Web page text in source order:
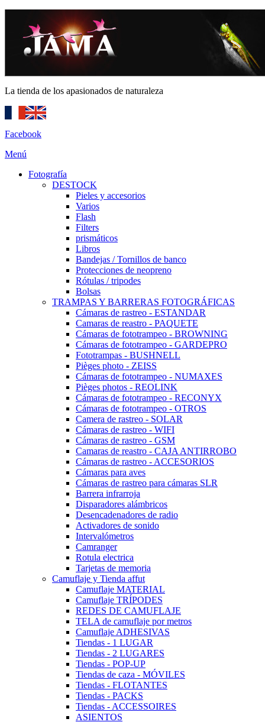
La tienda de los apasionados de naturaleza
Facebook
Menú
Fotografía
DESTOCK
Pieles y accesorios
Varios
Flash
Filters
prismáticos
Libros
Bandejas / Tornillos de banco
Protecciones de neopreno
Rótulas / tripodes
Bolsas
TRAMPAS Y BARRERAS FOTOGRÁFICAS
Cámaras de rastreo - ESTANDAR
Camaras de reastro - PAQUETE
Cámaras de fototrampeo - BROWNING
Cámaras de fototrampeo - GARDEPRO
Fototrampas - BUSHNELL
Pièges photo - ZEISS
Cámaras de fototrampeo - NUMAXES
Pièges photos - REOLINK
Cámaras de fototrampeo - RECONYX
Cámaras de fototrampeo - OTROS
Camera de rastreo - SOLAR
Cámaras de rastreo - WIFI
Cámaras de rastreo - GSM
Camaras de reastro - CAJA ANTIRROBO
Cámaras de rastreo - ACCESORIOS
Cámaras para aves
Cámaras de rastreo para cámaras SLR
Barrera infrarroja
Disparadores alámbricos
Desencadenadores de radio
Activadores de sonido
Intervalómetros
Camranger
Rotula electrica
Tarjetas de memoria
Camuflaje y Tienda affut
Camuflaje MATERIAL
Camuflaje TRÍPODES
REDES DE CAMUFLAJE
TELA de camuflaje por metros
Camuflaje ADHESIVAS
Tiendas - 1 LUGAR
Tiendas - 2 LUGARES
Tiendas - POP-UP
Tiendas de caza - MÓVILES
Tiendas - FLOTANTES
Tiendas - PACKS
Tiendas - ACCESSOIRES
ASIENTOS